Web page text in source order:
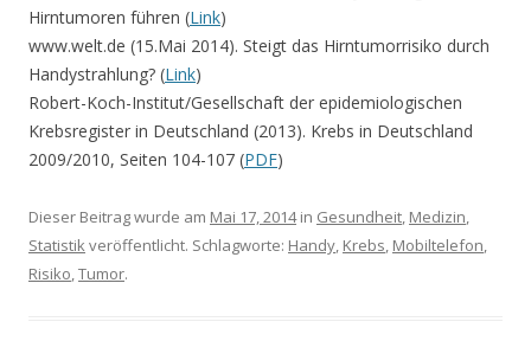
Hirntumoren führen (Link)
www.welt.de (15.Mai 2014). Steigt das Hirntumorrisiko durch
Handystrahlung? (Link)
Robert-Koch-Institut/Gesellschaft der epidemiologischen
Krebsregister in Deutschland (2013). Krebs in Deutschland
2009/2010, Seiten 104-107 (PDF)
Dieser Beitrag wurde am Mai 17, 2014in Gesundheit, Medizin,
Statistikveröffentlicht. Schlagworte: Handy, Krebs, Mobiltelefon,
Risiko,Tumor.